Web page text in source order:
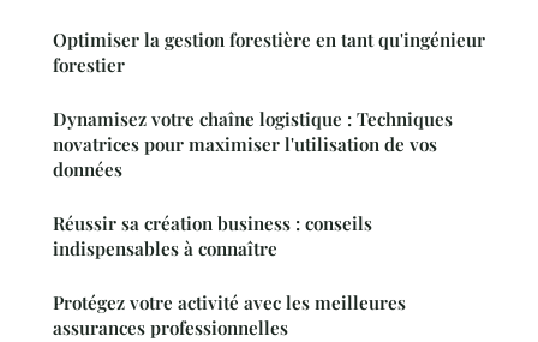
Optimiser la gestion forestière en tant qu'ingénieur
forestier
Dynamisez votre chaîne logistique : Techniques
novatrices pour maximiser l'utilisation de vos
données
Réussir sa création business : conseils
indispensables à connaître
Protégez votre activité avec les meilleures
assurances professionnelles